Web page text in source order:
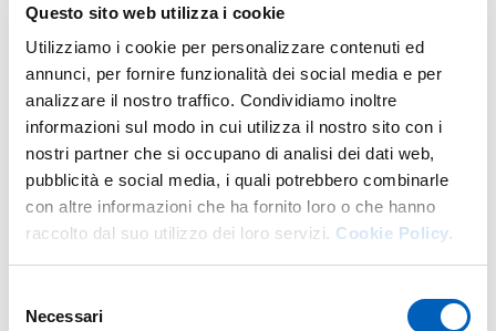
Questo sito web utilizza i cookie
Utilizziamo i cookie per personalizzare contenuti ed
annunci, per fornire funzionalità dei social media e per
analizzare il nostro traffico. Condividiamo inoltre
informazioni sul modo in cui utilizza il nostro sito con i
nostri partner che si occupano di analisi dei dati web,
pubblicità e social media, i quali potrebbero combinarle
con altre informazioni che ha fornito loro o che hanno
raccolto dal suo utilizzo dei loro servizi. Cookie Policy.
delNecessari
PDF BANDO SELEZIONE 1 .PDF
PDF
ALL. 1_DOMANDA DI AMMISSIONE ALLA
SELEZIONE .PDF